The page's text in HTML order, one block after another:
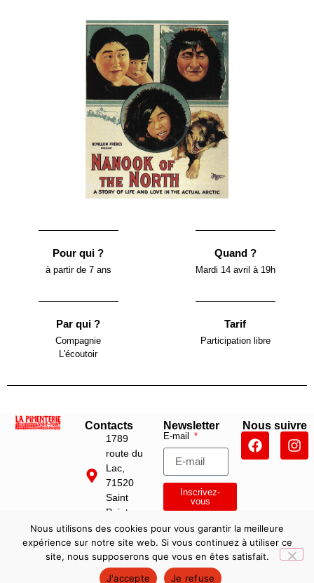
Pour qui ?
à partir de 7 ans
Quand ?
Mardi 14 avril à 19h
Par qui ?
Compagnie
L'écoutoir
Tarif
Participation libre
Contacts
1789
route du
Lac,
71520
Saint
Point
bonjour@lapimenterie.fr
06 77 54
45 40
Newsletter
E-mail
Inscrivez-
vous
Nous suivre
Nous utilisons des cookies pour vous garantir la meilleure
expérience sur notre site web. Si vous continuez à utiliser ce
site, nous supposerons que vous en êtes satisfait.
J'accepte
Je refuse